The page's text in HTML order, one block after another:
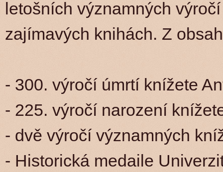
letošních významných
zajímavých knihách. Z
- 300. výročí úmrtí knížete
- 225. výročí narození
- dvě výročí významných
- Historická medaile